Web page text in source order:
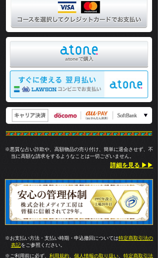
atoneで購入
※悪質な占い詐欺や、高額物品の売り付け、簡単に退会させず、不
当に高額な請求をするようなことは一切ございません。
詳細を見る ▶▶
※お支払い方法・支払い時期・申込撤回については特定商取引法の
表記をご参照ください。
※ご利用前に必ず、 利用規約、 個人情報の取り扱い、 特定商取引法